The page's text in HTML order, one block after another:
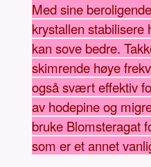
Med sine
krystallen stabilisere
kan sove bedre.
skimrende høye
også svært effektiv
av hodepine og
bruke Blomsteragat
som er et annet